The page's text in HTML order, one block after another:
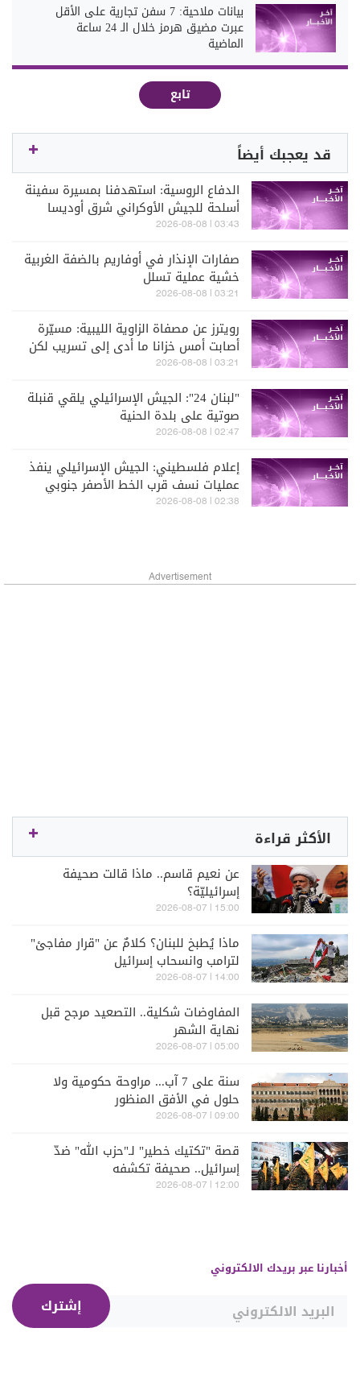
بيانات ملاحية: 7 سفن تجارية على الأقل
عبرت مضيق هرمز خلال الـ 24 ساعة
الماضية
تابع
قد يعجبك أيضاً
الدفاع الروسية: استهدفنا بمسيرة سفينة
أسلحة للجيش الأوكراني شرق أوديسا
03:43 | 2026-08-08
صفارات الإنذار في أوفاريم بالضفة الغربية
خشية عملية تسلل
03:21 | 2026-08-08
رويترز عن مصفاة الزاوية الليبية: مسيّرة
أصابت أمس خزانا ما أدى إلى تسريب لكن
الوضع تحت السيطرة
03:21 | 2026-08-08
"لبنان 24": الجيش الإسرائيلي يلقي قنبلة
صوتية على بلدة الحنية
02:47 | 2026-08-08
إعلام فلسطيني: الجيش الإسرائيلي ينفذ
عمليات نسف قرب الخط الأصفر جنوبي
خان يونس بقطاع غزة
02:38 | 2026-08-08
Advertisement
الأكثر قراءة
عن نعيم قاسم.. ماذا قالت صحيفة
إسرائيليّة؟
15:00 | 2026-08-07
ماذا يُطبخ للبنان؟ كلامٌ عن "قرار مفاجئ"
لترامب وانسحاب إسرائيل
14:00 | 2026-08-07
المفاوضات شكلية.. التصعيد مرجح قبل
نهاية الشهر
05:00 | 2026-08-07
سنة على 7 آب... مراوحة حكومية ولا
حلول في الأفق المنظور
09:00 | 2026-08-07
قصة "تكتيك خطير" لـ"حزب الله" ضدّ
إسرائيل.. صحيفة تكشفه
12:00 | 2026-08-07
أخبارنا عبر بريدك الالكتروني
إشترك